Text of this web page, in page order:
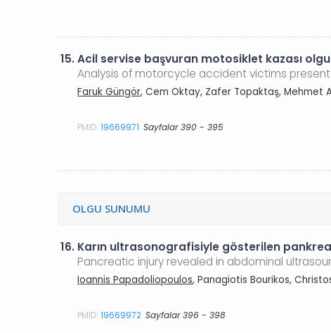
15.Acil servise başvuran motosiklet kazası
Analysis of motorcycle accident victims
Faruk Güngör, Cem Oktay, Zafer Topaktaş, Mehmet
PMID:19669971 Sayfalar 390 - 395
OLGU SUNUMU
16. Karın ultrasonografisiyle gösterilen
Pancreatic injury revealed in abdominal
Ioannis Papadoliopoulos, Panagiotis Bourikos,
PMID:19669972 Sayfalar 396 - 398